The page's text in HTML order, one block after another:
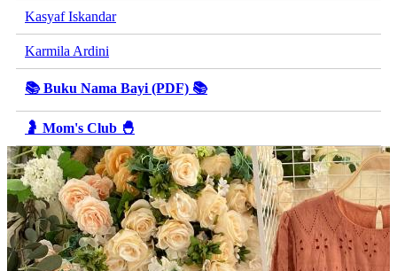
Kasyaf Iskandar
Karmila Ardini
📚 Buku Nama Bayi (PDF) 📚
🤰 Mom's Club 🐣